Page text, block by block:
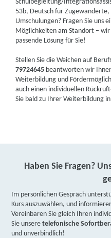
Schulbegleitung/
53b, Deutsch für
Umschulungen? Fragen Sie uns
Möglichkeiten am Standort –
passende Lösung für Sie!
Stellen Sie die Weichen auf
79724645 beantworten wir
Weiterbildung und
auch einen individuellen
Sie bald zu Ihrer Weiterbildung
Haben Sie Fragen?
Im persönlichen Gespräch
Kurs auszuwählen, und
Vereinbaren Sie gleich Ihren
Sie unseretelefonische
und unverbindlich!